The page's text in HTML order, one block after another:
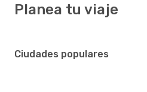
Planea tu viaje
Ciudades populares